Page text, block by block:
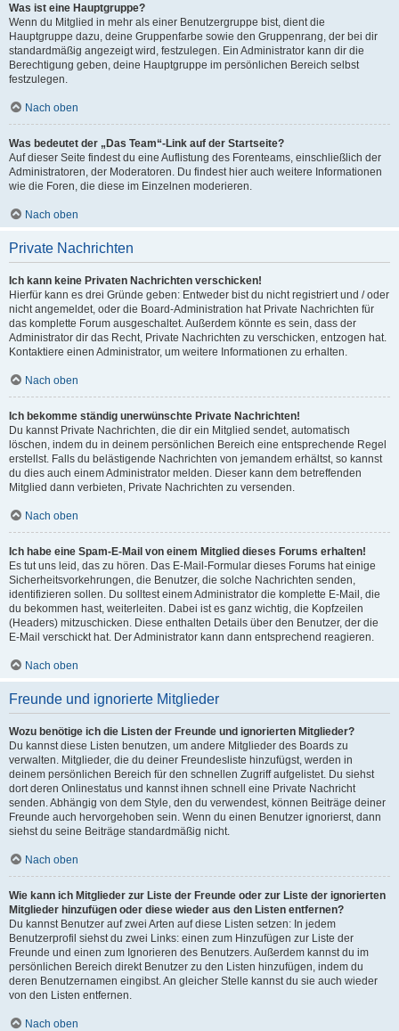
Was ist eine Hauptgruppe?
Wenn du Mitglied in mehr als einer Benutzergruppe bist, dient die
Hauptgruppe dazu, deine Gruppenfarbe sowie den Gruppenrang, der bei dir
standardmäßig angezeigt wird, festzulegen. Ein Administrator kann dir die
Berechtigung geben, deine Hauptgruppe im persönlichen Bereich selbst
festzulegen.
Nach oben
Was bedeutet der „Das Team“-Link auf der Startseite?
Auf dieser Seite findest du eine Auflistung des Forenteams, einschließlich der
Administratoren, der Moderatoren. Du findest hier auch weitere Informationen
wie die Foren, die diese im Einzelnen moderieren.
Nach oben
Private Nachrichten
Ich kann keine Privaten Nachrichten verschicken!
Hierfür kann es drei Gründe geben: Entweder bist du nicht registriert und / oder
nicht angemeldet, oder die Board-Administration hat Private Nachrichten für
das komplette Forum ausgeschaltet. Außerdem könnte es sein, dass der
Administrator dir das Recht, Private Nachrichten zu verschicken, entzogen hat.
Kontaktiere einen Administrator, um weitere Informationen zu erhalten.
Nach oben
Ich bekomme ständig unerwünschte Private Nachrichten!
Du kannst Private Nachrichten, die dir ein Mitglied sendet, automatisch
löschen, indem du in deinem persönlichen Bereich eine entsprechende Regel
erstellst. Falls du belästigende Nachrichten von jemandem erhältst, so kannst
du dies auch einem Administrator melden. Dieser kann dem betreffenden
Mitglied dann verbieten, Private Nachrichten zu versenden.
Nach oben
Ich habe eine Spam-E-Mail von einem Mitglied dieses Forums erhalten!
Es tut uns leid, das zu hören. Das E-Mail-Formular dieses Forums hat einige
Sicherheitsvorkehrungen, die Benutzer, die solche Nachrichten senden,
identifizieren sollen. Du solltest einem Administrator die komplette E-Mail, die
du bekommen hast, weiterleiten. Dabei ist es ganz wichtig, die Kopfzeilen
(Headers) mitzuschicken. Diese enthalten Details über den Benutzer, der die
E-Mail verschickt hat. Der Administrator kann dann entsprechend reagieren.
Nach oben
Freunde und ignorierte Mitglieder
Wozu benötige ich die Listen der Freunde und ignorierten Mitglieder?
Du kannst diese Listen benutzen, um andere Mitglieder des Boards zu
verwalten. Mitglieder, die du deiner Freundesliste hinzufügst, werden in
deinem persönlichen Bereich für den schnellen Zugriff aufgelistet. Du siehst
dort deren Onlinestatus und kannst ihnen schnell eine Private Nachricht
senden. Abhängig von dem Style, den du verwendest, können Beiträge deiner
Freunde auch hervorgehoben sein. Wenn du einen Benutzer ignorierst, dann
siehst du seine Beiträge standardmäßig nicht.
Nach oben
Wie kann ich Mitglieder zur Liste der Freunde oder zur Liste der ignorierten
Mitglieder hinzufügen oder diese wieder aus den Listen entfernen?
Du kannst Benutzer auf zwei Arten auf diese Listen setzen: In jedem
Benutzerprofil siehst du zwei Links: einen zum Hinzufügen zur Liste der
Freunde und einen zum Ignorieren des Benutzers. Außerdem kannst du im
persönlichen Bereich direkt Benutzer zu den Listen hinzufügen, indem du
deren Benutzernamen eingibst. An gleicher Stelle kannst du sie auch wieder
von den Listen entfernen.
Nach oben